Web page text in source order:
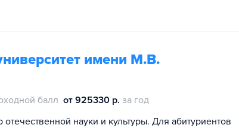
имени М.В.
балл от 925330 р. за год
науки и культуры. Для абитуриентов